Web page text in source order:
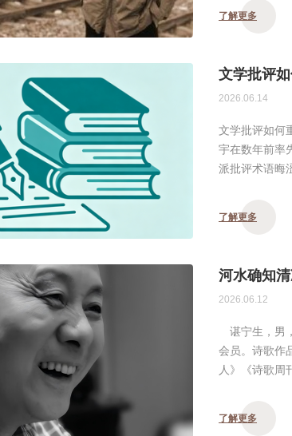
了解更多
文学批评
2026.06.14
文学批评如何
宇在数年前率
派批评术语晦
了解更多
河水确知
2026.06.12
谌宁生，男
会员。诗歌作
人》《诗歌周
了解更多